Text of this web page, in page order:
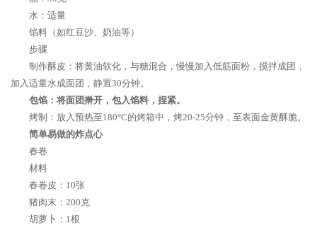
水：适量
馅料（如红豆沙、奶油等）
步骤
制作酥皮：将黄油软化，与糖混合，慢慢加入低筋面粉，搅拌成团，
加入适量水成面团，静置30分钟。
包馅：将面团擀开，包入馅料，捏紧。
烤制：放入预热至180°C的烤箱中，烤20-25分钟，至表面金黄酥脆。
简单易做的炸点心
春卷
材料
春卷皮：10张
猪肉末：200克
胡萝卜：1根